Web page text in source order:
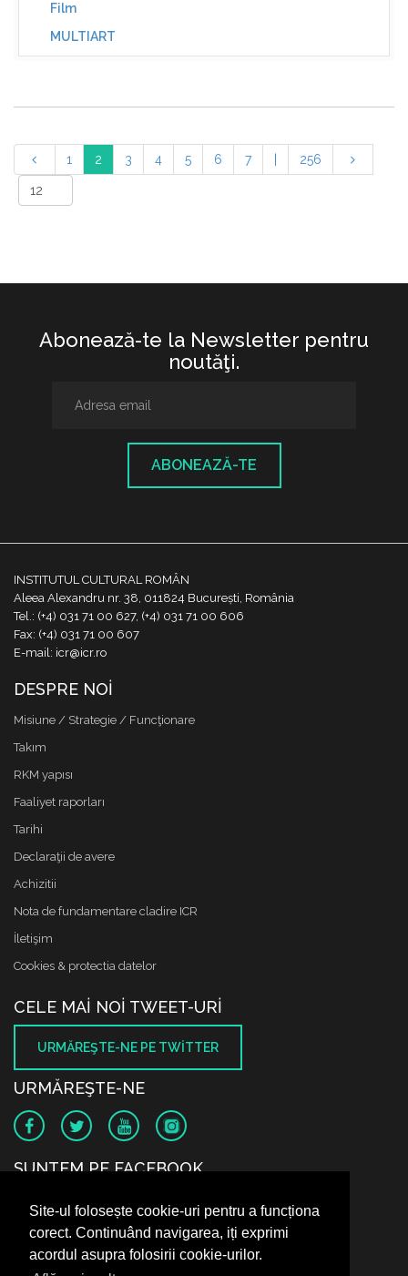
Site-ul folosește cookie-uri pentru a funcționa
corect. Continuând navigarea, iți exprimi
acordul asupra folosirii cookie-urilor.
Film
MULTIART
1 2 3 4 5 6 7 256
Abonează-te la Newsletter pentru
noutăţi.
ABONEAZĂ-TE
INSTITUTUL CULTURAL ROMÂN
Aleea Alexandru nr. 38, 011824 București, România
Tel.: (+4) 031 71 00 627, (+4) 031 71 00 606
Fax: (+4) 031 71 00 607
E-mail: icr@icr.ro
DESPRE NOI
Misiune / Strategie / Funcţionare
Takım
RKM yapısı
Faaliyet raporları
Tarihi
Declaraţii de avere
Achizitii
Nota de fundamentare cladire ICR
İletişim
Cookies & protectia datelor
CELE MAI NOI TWEET-URI
URMĂREŞTE-NE PE TWITTER
URMĂREŞTE-NE
SUNTEM PE FACEBOOK